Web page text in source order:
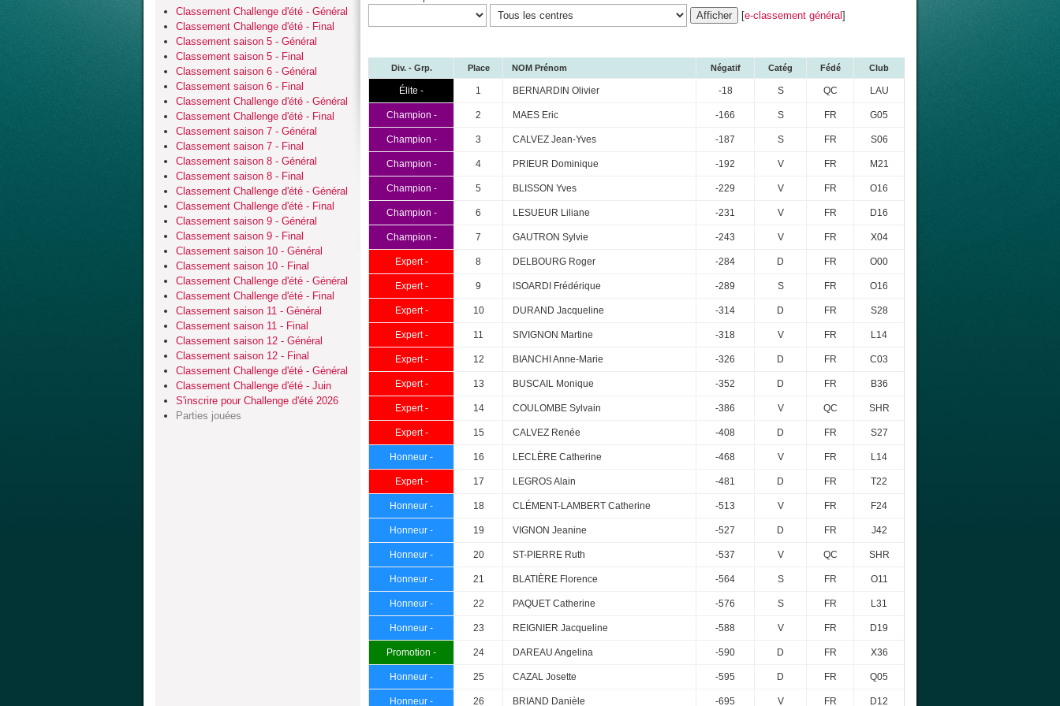
Classement Challenge d'été - Général
Classement Challenge d'été - Final
Classement saison 5 - Général
Classement saison 5 - Final
Classement saison 6 - Général
Classement saison 6 - Final
Classement Challenge d'été - Général
Classement Challenge d'été - Final
Classement saison 7 - Général
Classement saison 7 - Final
Classement saison 8 - Général
Classement saison 8 - Final
Classement Challenge d'été - Général
Classement Challenge d'été - Final
Classement saison 9 - Général
Classement saison 9 - Final
Classement saison 10 - Général
Classement saison 10 - Final
Classement Challenge d'été - Général
Classement Challenge d'été - Final
Classement saison 11 - Général
Classement saison 11 - Final
Classement saison 12 - Général
Classement saison 12 - Final
Classement Challenge d'été - Général
Classement Challenge d'été - Juin
S'inscrire pour Challenge d'été 2026
Parties jouées
[e-classement général]
Div. - Grp. Place NOM Prénom Négatif Catég Fédé Club
Élite - 1 BERNARDIN Olivier -18 S QC LAU
Champion - 2 MAES Eric -166 S FR G05
Champion - 3 CALVEZ Jean-Yves -187 S FR S06
Champion - 4 PRIEUR Dominique -192 V FR M21
Champion - 5 BLISSON Yves -229 V FR O16
Champion - 6 LESUEUR Liliane -231 V FR D16
Champion - 7 GAUTRON Sylvie -243 V FR X04
Expert - 8 DELBOURG Roger -284 D FR O00
Expert - 9 ISOARDI Frédérique -289 S FR O16
Expert - 10 DURAND Jacqueline -314 D FR S28
Expert - 11 SIVIGNON Martine -318 V FR L14
Expert - 12 BIANCHI Anne-Marie -326 D FR C03
Expert - 13 BUSCAIL Monique -352 D FR B36
Expert - 14 COULOMBE Sylvain -386 V QC SHR
Expert - 15 CALVEZ Renée -408 D FR S27
Honneur - 16 LECLÈRE Catherine -468 V FR L14
Expert - 17 LEGROS Alain -481 D FR T22
Honneur - 18 CLÉMENT-LAMBERT Catherine -513 V FR F24
Honneur - 19 VIGNON Jeanine -527 D FR J42
Honneur - 20 ST-PIERRE Ruth -537 V QC SHR
Honneur - 21 BLATIÈRE Florence -564 S FR O11
Honneur - 22 PAQUET Catherine -576 S FR L31
Honneur - 23 REIGNIER Jacqueline -588 V FR D19
Promotion - 24 DAREAU Angelina -590 D FR X36
Honneur - 25 CAZAL Josette -595 D FR Q05
Honneur - 26 BRIAND Danièle -695 V FR D12